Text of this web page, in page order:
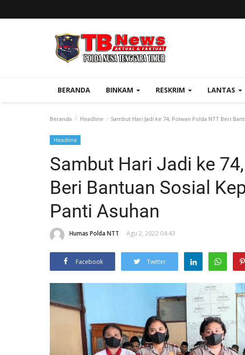
BERANDA BINKAM RESKRIM LANTAS
Beranda Headline Sambut Hari Jadi ke 74, Polwan Polda NTT Beri
Headline
Sambut Hari Jadi ke
Beri Bantuan Sosial
Panti Asuhan
Humas Polda NTT Agu 2, 2022 04:43
Facebook Twitter